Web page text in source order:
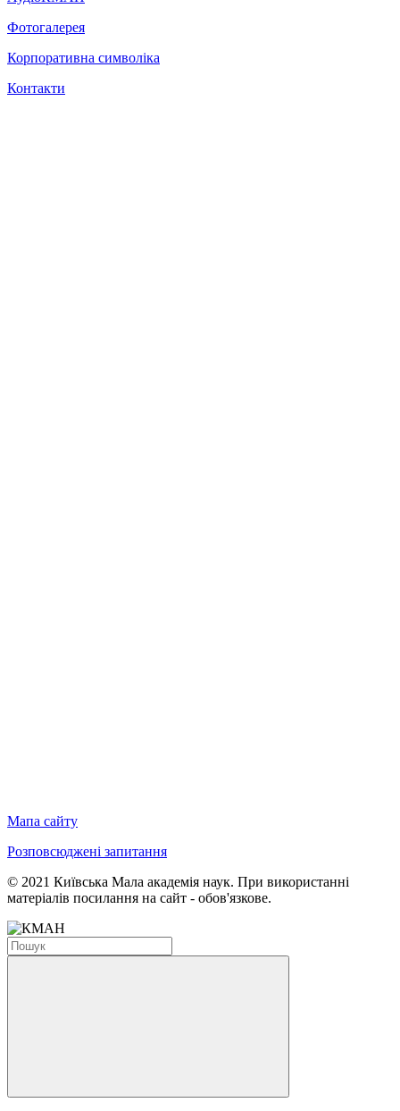
Фотогалерея
Корпоративна символіка
Контакти
Мапа сайту
Розповсюджені запитання
© 2021 Київська Мала академія наук. При використанні
матеріалів посилання на сайт - обов'язкове.